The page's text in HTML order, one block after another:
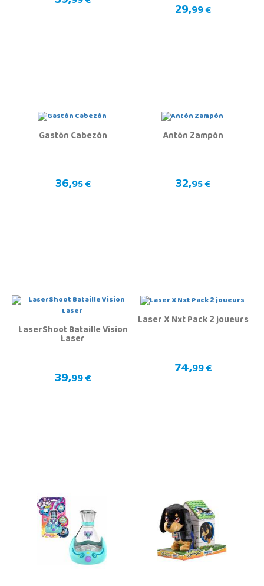
29,99 €
Gastón Cabezón
36,95 €
Antón Zampón
32,95 €
LaserShoot Bataille Vision
Laser
39,99 €
Laser X Nxt Pack 2 joueurs
74,99 €